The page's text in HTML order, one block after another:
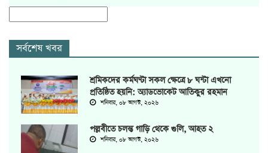
সর্বশেষ খবর
শ্রমিকদের কর্মঘণ্টা সকল ক্ষেত্রে ৮ ঘন্টা এখনো
প্রতিষ্ঠিত হয়নি: অ্যাডভোকেট আতিকুর রহমান
শনিবার, ০৮ আগস্ট, ২০২৬
পল্লবীতে চলন্ত গাড়ি থেকে গুলি, আহত ২
শনিবার, ০৮ আগস্ট, ২০২৬